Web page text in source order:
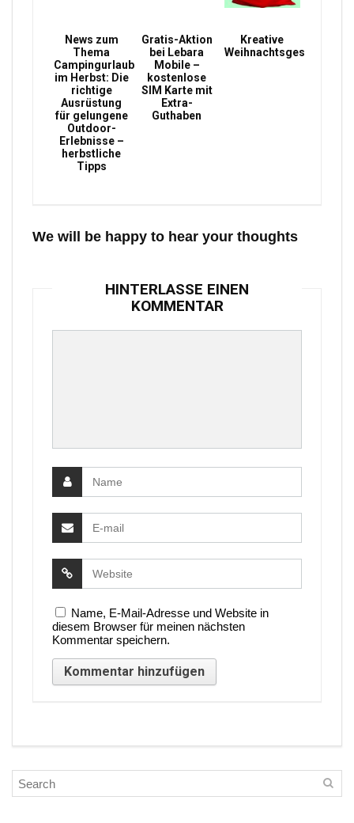
News zum
Thema
Campingurlaub
im Herbst: Die
richtige
Ausrüstung
für gelungene
Outdoor-
Erlebnisse –
herbstliche
Tipps
Gratis-Aktion
bei Lebara
Mobile –
kostenlose
SIM Karte mit
Extra-
Guthaben
Kreative
Weihnachtsgeschenke
We will be happy to hear your thoughts
HINTERLASSE EINEN
KOMMENTAR
Name, E-Mail-Adresse und Website in
diesem Browser für meinen nächsten
Kommentar speichern.